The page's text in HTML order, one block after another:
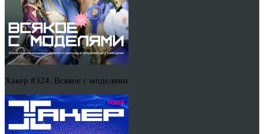
Хакер #324. Всякое с моделями